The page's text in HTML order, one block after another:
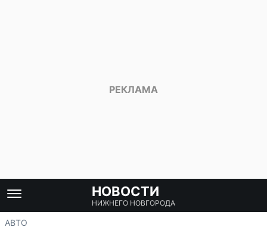
НОВОСТИ
НИЖНЕГО НОВГОРОДА
АВТО